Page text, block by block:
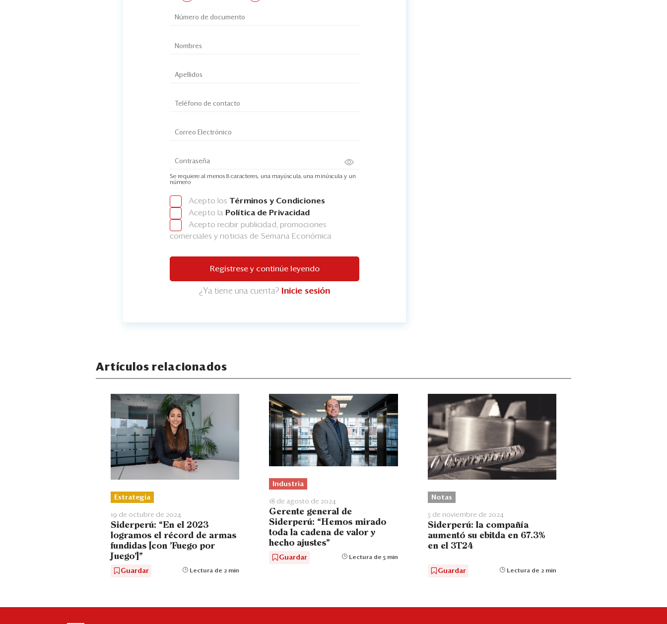
Se requiere al menos 8 caracteres, una mayúscula, una minúscula y un
número
Acepto los Términos y Condiciones
Acepto la Política de Privacidad
Acepto recibir publicidad, promociones
comerciales y noticias de Semana Económica
Regístrese y continúe leyendo
¿Ya tiene una cuenta? Inicie sesión
Artículos relacionados
Estrategia
19 de octubre de 2024
Siderperú: “En el 2023
logramos el récord de armas
fundidas [con 'Fuego por
Juego']”
Guardar Lectura de 2 min
Industria
18 de agosto de 2024
Gerente general de
Siderperú: “Hemos mirado
toda la cadena de valor y
hecho ajustes”
Guardar Lectura de 5 min
Notas
5 de noviembre de 2024
Siderperú: la compañía
aumentó su ebitda en 67.3%
en el 3T24
Guardar Lectura de 2 min